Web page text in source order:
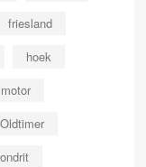
friesland
hoek
motor
Oldtimer